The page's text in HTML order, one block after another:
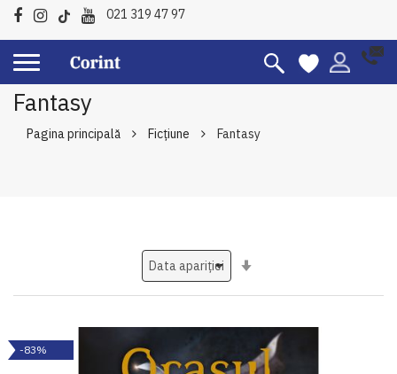
021 319 47 97
Fantasy
Pagina principală Ficțiune Fantasy
-83%